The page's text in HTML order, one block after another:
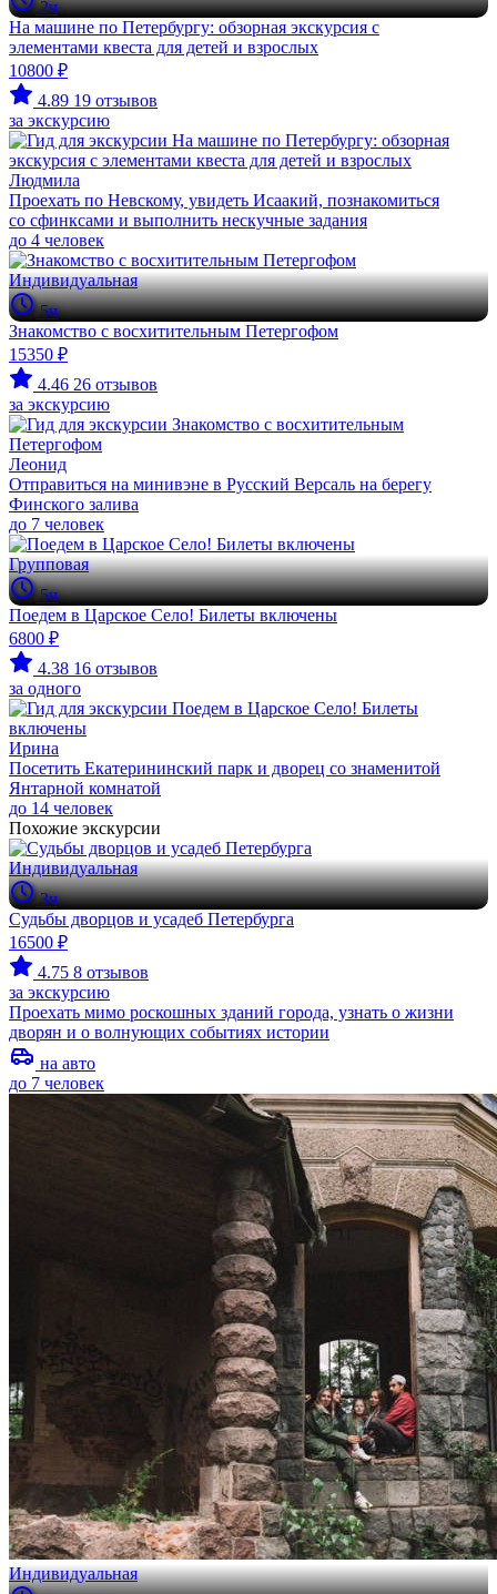
2ч
На машине по Петербургу: обзорная экскурсия с
элементами квеста для детей и взрослых
10800 ₽
4.89 19 отзывов
за экскурсию
Людмила
Проехать по Невскому, увидеть Исаакий, познакомиться
со сфинксами и выполнить нескучные задания
до 4 человек
Индивидуальная
5ч
Знакомство с восхитительным Петергофом
15350 ₽
4.46 26 отзывов
за экскурсию
Леонид
Отправиться на минивэне в Русский Версаль на берегу
Финского залива
до 7 человек
Групповая
5ч
Поедем в Царское Село! Билеты включены
6800 ₽
4.38 16 отзывов
за одного
Ирина
Посетить Екатерининский парк и дворец со знаменитой
Янтарной комнатой
до 14 человек
Похожие экскурсии
Индивидуальная
3ч
Судьбы дворцов и усадеб Петербурга
16500 ₽
4.75 8 отзывов
за экскурсию
Проехать мимо роскошных зданий города, узнать о жизни
дворян и о волнующих событиях истории
на авто
до 7 человек
Индивидуальная